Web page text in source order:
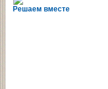
Решаем вместе